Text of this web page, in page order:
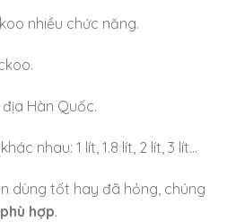
nhiều chức năng.
Hàn Quốc.
nhau: 1 lít, 1.8 lít, 2 lít, 3 lít…
dùng tốt hay đã hỏng, chúng
hợp.